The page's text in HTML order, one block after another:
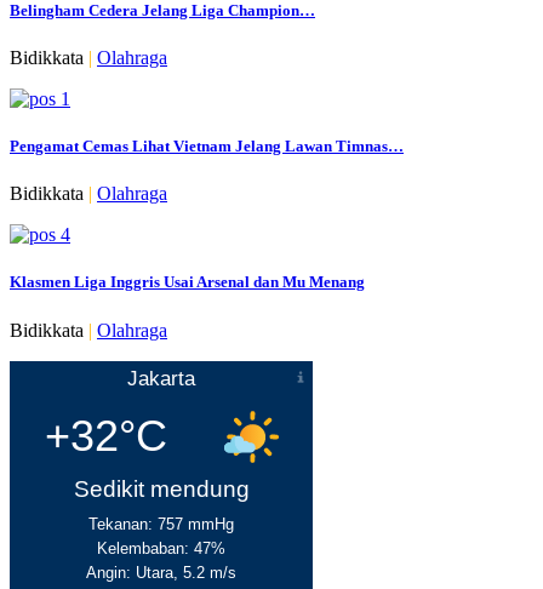
Belingham Cedera Jelang Liga Champion…
Bidikkata | Olahraga
Pengamat Cemas Lihat Vietnam Jelang Lawan Timnas…
Bidikkata | Olahraga
Klasmen Liga Inggris Usai Arsenal dan Mu Menang
Bidikkata | Olahraga
Jakarta
+32°C
Sedikit mendung
Tekanan: 757 mmHg
Kelembaban: 47%
Angin: Utara, 5.2 m/s